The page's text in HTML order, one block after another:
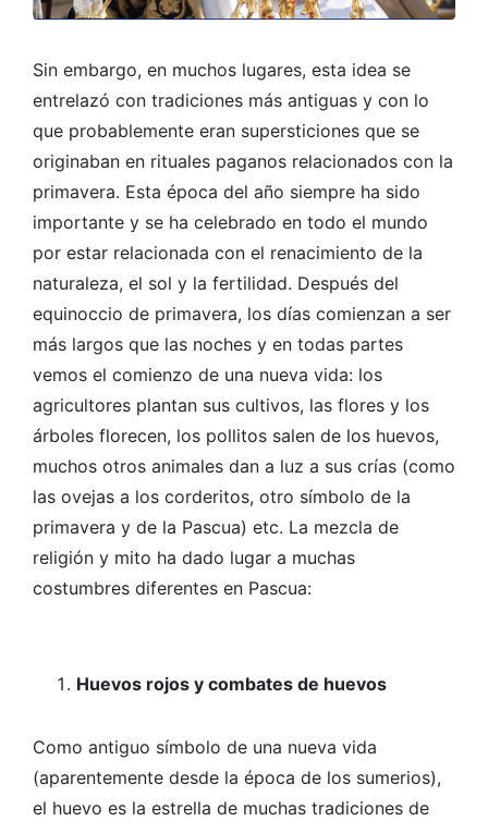
Sin embargo, en muchos lugares, esta idea se
entrelazó con tradiciones más antiguas y con lo
que probablemente eran supersticiones que se
originaban en rituales paganos relacionados con la
primavera. Esta época del año siempre ha sido
importante y se ha celebrado en todo el mundo
por estar relacionada con el renacimiento de la
naturaleza, el sol y la fertilidad. Después del
equinoccio de primavera, los días comienzan a ser
más largos que las noches y en todas partes
vemos el comienzo de una nueva vida: los
agricultores plantan sus cultivos, las flores y los
árboles florecen, los pollitos salen de los huevos,
muchos otros animales dan a luz a sus crías (como
las ovejas a los corderitos, otro símbolo de la
primavera y de la Pascua) etc. La mezcla de
religión y mito ha dado lugar a muchas
costumbres diferentes en Pascua:
Huevos rojos y combates de huevos
Como antiguo símbolo de una nueva vida
(aparentemente desde la época de los sumerios),
el huevo es la estrella de muchas tradiciones de